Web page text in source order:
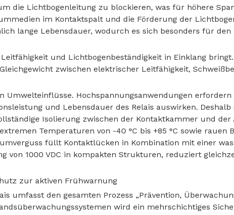
die Lichtbogenleitung zu blockieren, was für höhere
im Kontaktspalt und die Förderung der
lange Lebensdauer, wodurch es sich besonders für
und Lichtbogenbeständigkeit in Einklang
zwischen elektrischer Leitfähigkeit,
Umwelteinflüsse. Hochspannungsanwendungen
und Lebensdauer des Relais auswirken.
Isolierung zwischen der Kontaktkammer und
Temperaturen von -40 °C bis +85 °C sowie rauen
füllt Kontaktlücken in Kombination mit einer
von 1000 VDC in kompakten Strukturen, reduziert
zur aktiven Frühwarnung
umfasst den gesamten Prozess „Prävention,
wird ein mehrschichtiges